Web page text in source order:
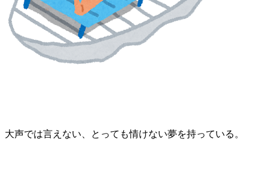
大声では言えない、とっても情けない夢を持っている。